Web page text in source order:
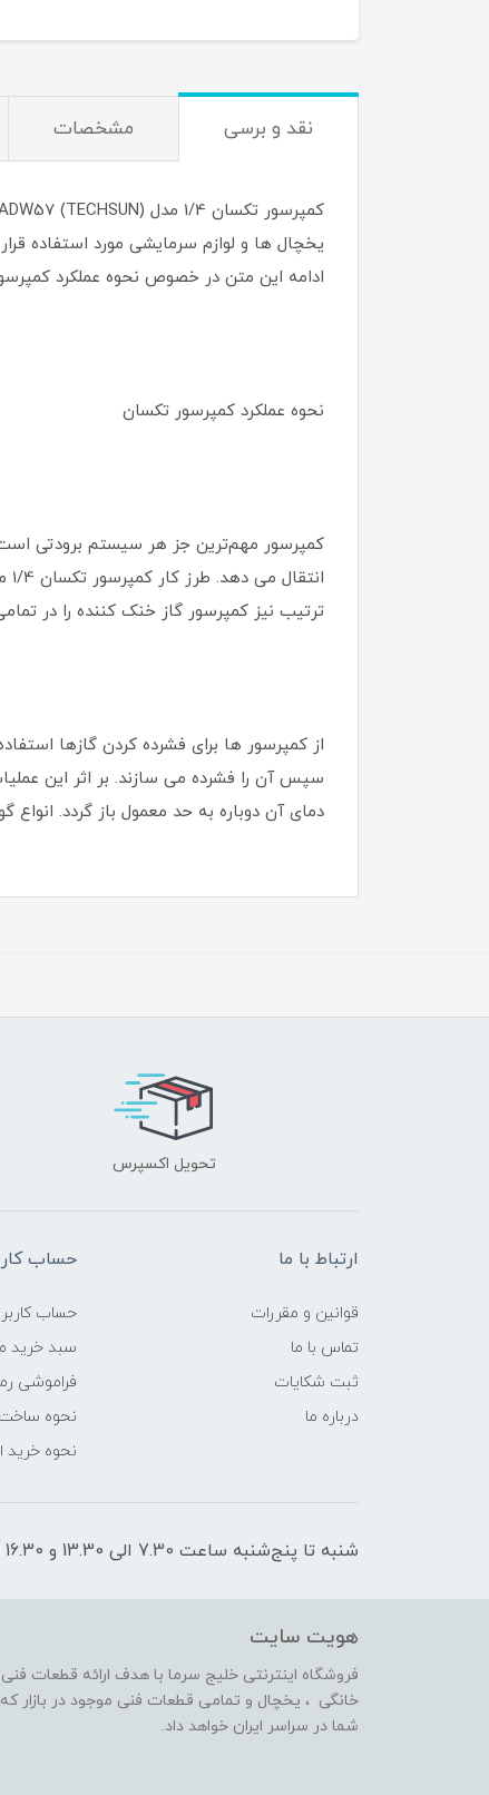
نقد و برسی مشخصات
یخچال ها و لوازم سرمایشی مورد استفاده
ادامه این متن در خصوص نحوه عملکرد
نحوه عملکرد کمپرسور تکسان
کمپرسور مهم‌ترین جز هر سیستم برودتی
ترتیب نیز کمپرسور گاز خنک کننده را در
از کمپرسور ها برای فشرده کردن گازها
سپس آن را فشرده می ‌سازند. بر اثر این
دمای آن دوباره به حد معمول باز گردد.
تحویل اکسپرس
ارتباط با ما
قوانین و مقررات
تماس با ما
ثبت شکایات
درباره ما
حساب
حساب
سبد خرید
فراموشی
نحوه
نحوه خرید
شنبه تا پنج‌شنبه ساعت 7.30 الی 13.30 و 16.30 الی 21 پاسخگوی شما هستیم
هویت سایت
فروشگاه اینترنتی خلیج سرما با هدف ارائه قطعات
خانگی ، یخچال و تمامی قطعات فنی موجود در بازار
شما در سراسر ایران خواهد داد.